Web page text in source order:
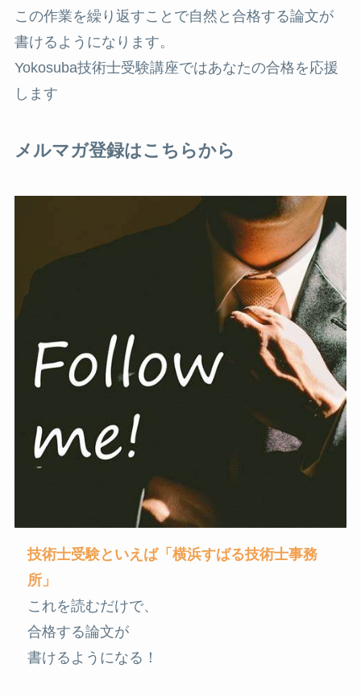
この作業を繰り返すことで自然と合格する論文が
書けるようになります。
Yokosuba技術士受験講座ではあなたの合格を応援
します
メルマガ登録はこちらから
技術士受験といえば「横浜すばる技術士事務
所」
これを読むだけで、
合格する論文が
書けるようになる！